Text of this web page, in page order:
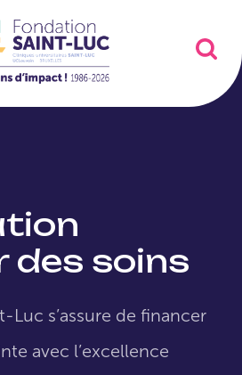
soins
Luc s’assure de financer
avec l’excellence